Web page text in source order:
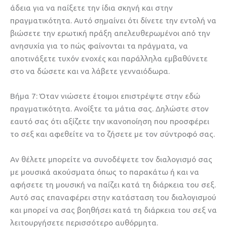
άδεια για να παίξετε την ίδια σκηνή και στην
πραγματικότητα. Αυτό σημαίνει ότι δίνετε την εντολή να
βιώσετε την ερωτική πράξη απελευθερωμένοι από την
ανησυχία για το πώς φαίνονται τα πράγματα, να
αποτινάξετε τυχόν ενοχές και παράλληλα εμβαθύνετε
στο να δώσετε και να λάβετε γενναιόδωρα.
Βήμα 7: Όταν νιώσετε έτοιμοι επιστρέψτε στην εδώ
πραγματικότητα. Ανοίξτε τα μάτια σας. Δηλώστε στον
εαυτό σας ότι αξίζετε την ικανοποίηση που προσφέρει
το σεξ και αφεθείτε να το ζήσετε με τον σύντροφό σας.
Αν θέλετε μπορείτε να συνοδέψετε τον διαλογισμό σας
με μουσικά ακούσματα όπως το παρακάτω ή και να
αφήσετε τη μουσική να παίζει κατά τη διάρκεια του σεξ.
Αυτό σας επαναφέρει στην κατάσταση του διαλογισμού
και μπορεί να σας βοηθήσει κατά τη διάρκεια του σεξ να
λειτουργήσετε περισσότερο αυθόρμητα.